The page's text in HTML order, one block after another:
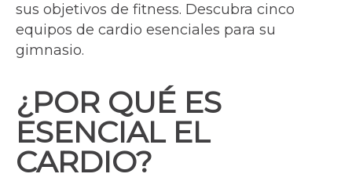
sus objetivos de fitness. Descubra cinco
equipos de cardio esenciales para su
gimnasio.
¿POR QUÉ ES
ESENCIAL EL
CARDIO?